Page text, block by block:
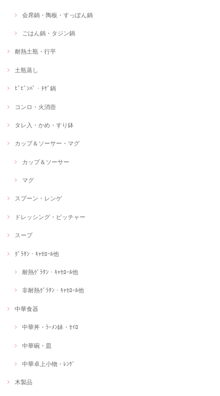
会席鍋・陶板・すっぽん鍋
ごはん鍋・タジン鍋
耐熱土瓶・行平
土瓶蒸し
ﾋﾞﾋﾞﾝﾊﾞ・ﾁｹﾞ鍋
コンロ・火消壺
タレ入・かめ・すり鉢
カップ＆ソーサー・マグ
カップ＆ソーサー
マグ
スプーン・レンゲ
ドレッシング・ピッチャー
スープ
ｸﾞﾗﾀﾝ・ｷｬｾﾛｰﾙ他
耐熱ｸﾞﾗﾀﾝ・ｷｬｾﾛｰﾙ他
非耐熱ｸﾞﾗﾀﾝ・ｷｬｾﾛｰﾙ他
中華食器
中華丼・ﾗｰﾒﾝ鉢・ｾｲﾛ
中華碗・皿
中華卓上小物・ﾚﾝｹﾞ
木製品